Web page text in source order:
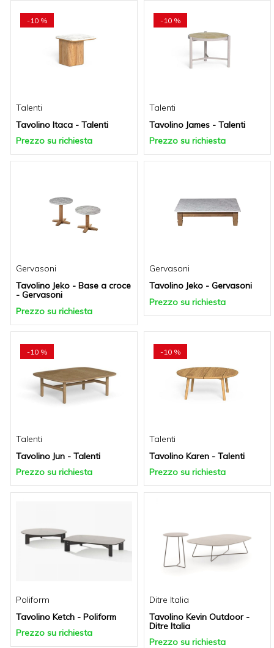
-10 %
Talenti
Tavolino Itaca - Talenti
Prezzo su richiesta
-10 %
Talenti
Tavolino James - Talenti
Prezzo su richiesta
Gervasoni
Tavolino Jeko - Base a croce
- Gervasoni
Prezzo su richiesta
Gervasoni
Tavolino Jeko - Gervasoni
Prezzo su richiesta
-10 %
Talenti
Tavolino Jun - Talenti
Prezzo su richiesta
-10 %
Talenti
Tavolino Karen - Talenti
Prezzo su richiesta
Poliform
Tavolino Ketch - Poliform
Prezzo su richiesta
Ditre Italia
Tavolino Kevin Outdoor -
Ditre Italia
Prezzo su richiesta